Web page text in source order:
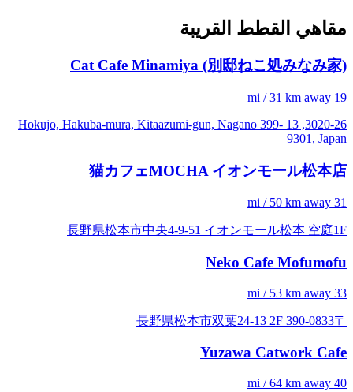
مقاهي القطط القريبة
Cat Cafe Minamiya (別邸ねこ処みなみ家)
19 mi / 31 km away
3020-26, 13 Hokujo, Hakuba-mura, Kitaazumi-gun, Nagano 399-
9301, Japan
猫カフェMOCHA イオンモール松本店
31 mi / 50 km away
長野県松本市中央4-9-51 イオンモール松本 空庭1F
Neko Cafe Mofumofu
33 mi / 53 km away
〒390-0833 長野県松本市双葉24-13 2F
Yuzawa Catwork Cafe
40 mi / 64 km away